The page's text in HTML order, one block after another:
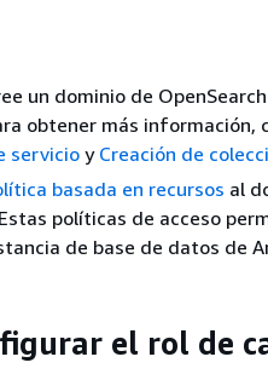
un dominio de
obtener más información,
servicio y Creación de
basada en recursos al
políticas de acceso
de base de datos de
el rol de